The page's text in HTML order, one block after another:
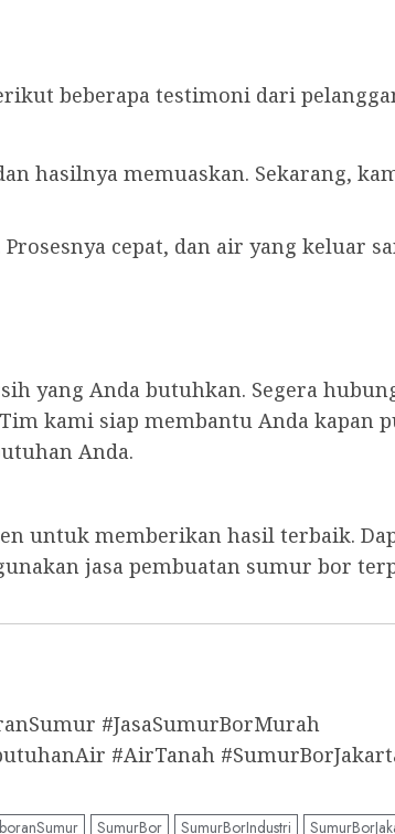
beberapa testimoni dari
hasilnya memuaskan. Sekarang,
cepat, dan air yang keluar
yang Anda butuhkan. Segera
kami siap membantu Anda kapan
Anda.
untuk memberikan hasil terbaik.
jasa pembuatan sumur bor
#JasaSumurBorMurah
#AirTanah
SumurBor SumurBorIndustri